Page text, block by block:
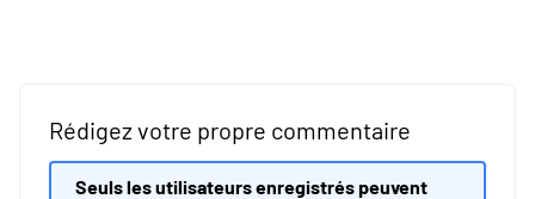
Rédigez votre propre commentaire
Seuls les utilisateurs enregistrés peuvent